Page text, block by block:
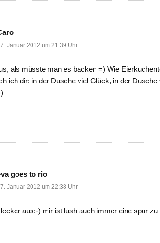
Januar 2012 um 21:39 Uhr
als müsste man es backen =) Wie
ich dir: in der Dusche viel Glück, in der
goes to rio
Januar 2012 um 22:38 Uhr
aus:-) mir ist lush auch immer eine spur zu